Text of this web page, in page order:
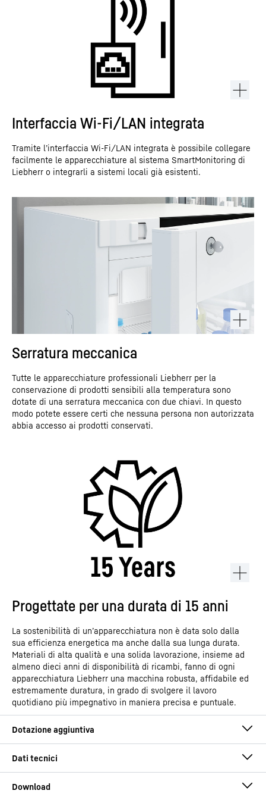
Interfaccia Wi-Fi/LAN integrata
Tramite l’interfaccia Wi-Fi/LAN integrata è possibile collegare
facilmente le apparecchiature al sistema SmartMonitoring di
Liebherr o integrarli a sistemi locali già esistenti.
Serratura meccanica
Tutte le apparecchiature professionali Liebherr per la
conservazione di prodotti sensibili alla temperatura sono
dotate di una serratura meccanica con due chiavi. In questo
modo potete essere certi che nessuna persona non autorizzata
abbia accesso ai prodotti conservati.
Progettate per una durata di 15 anni
La sostenibilità di un’apparecchiatura non è data solo dalla
sua efficienza energetica ma anche dalla sua lunga durata.
Materiali di alta qualità e una solida lavorazione, insieme ad
almeno dieci anni di disponibilità di ricambi, fanno di ogni
apparecchiatura Liebherr una macchina robusta, affidabile ed
estremamente duratura, in grado di svolgere il lavoro
quotidiano più impegnativo in maniera precisa e puntuale.